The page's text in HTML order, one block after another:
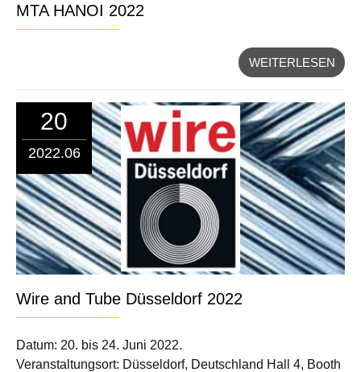
MTA HANOI 2022
WEITERLESEN
20
2022.06
Wire and Tube Düsseldorf 2022
Datum: 20. bis 24. Juni 2022.
Veranstaltungsort: Düsseldorf, Deutschland Hall 4, Booth